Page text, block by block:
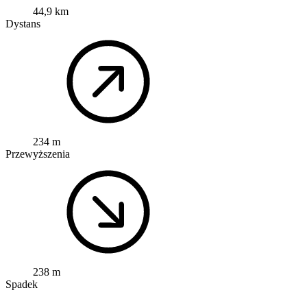
44,9 km
Dystans
234 m
Przewyższenia
238 m
Spadek